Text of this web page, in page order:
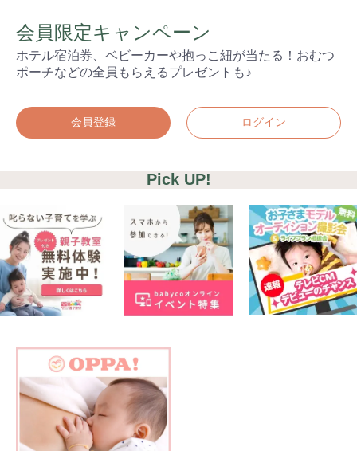
会員限定キャンペーン
ホテル宿泊券、ベビーカーや抱っこ紐が当たる！おむつ
ポーチなどの全員もらえるプレゼントも♪
会員登録 ログイン
Pick UP!